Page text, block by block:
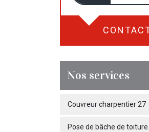
Nos services
Couvreur charpentier 27
Pose de bâche de